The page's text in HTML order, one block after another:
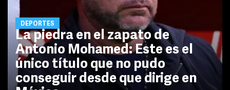
DEPORTES
La piedra en el zapato de
Antonio Mohamed: Este es el
único título que no pudo
conseguir desde que dirige en